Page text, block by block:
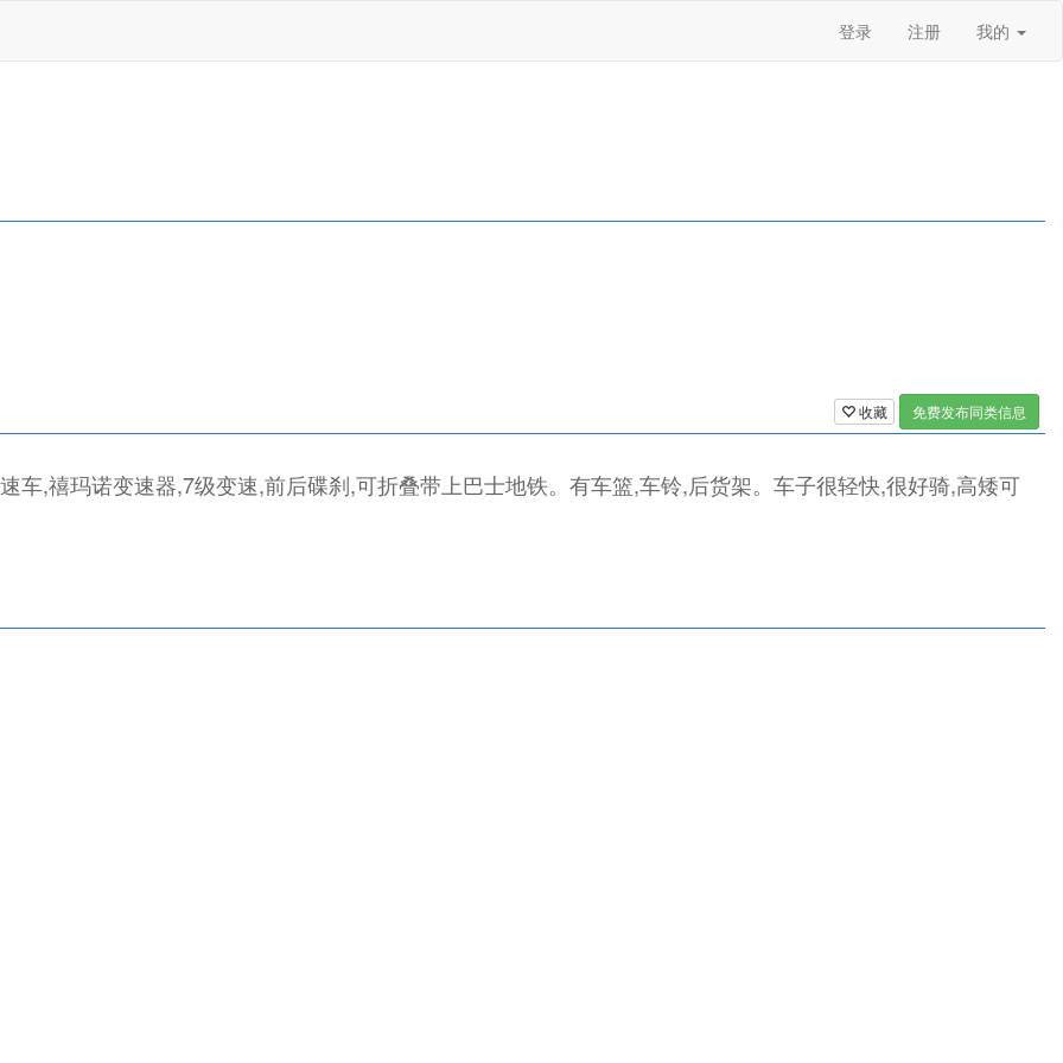
登录 注册 我的
收藏 免费发布同类信息
车,禧玛诺变速器,7级变速,前后碟刹,可折叠带上巴士地铁。有车篮,车铃,后货架。车子很轻快,很好骑,高矮可